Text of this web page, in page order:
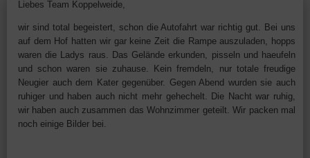
Liebes Team Koppelweide,
wir sind total begeistert, schon die Autofahrt war richtig gut. Bei uns
auf dem Hof hatten wir gar keine Zeit die Rampe auszuladen, hopps
waren die Ladys raus. Das Gelände erkunden, pisseln und haeufeln
und schon waren sie zuhause. Kein fremdeln, nur totale freudige
Neugier auch dem Kater gegenüber. Gegen Abend wurden sie auch
ruhiger und haben auch nicht mehr gehechelt. Die Nacht war ruhig,
wir haben auch zusammen das Wohnzimmer geteilt. Wir packen mal
noch einige Bilder bei.